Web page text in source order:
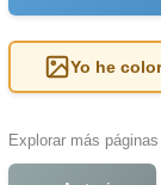
Yo he
Explorar más